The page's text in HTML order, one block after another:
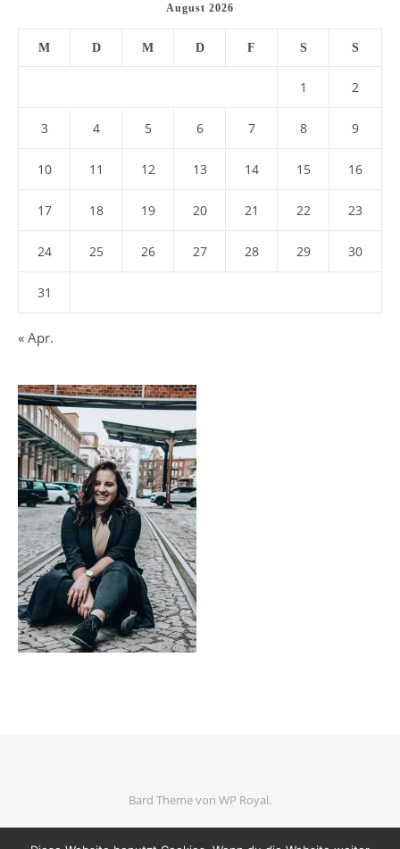
August 2026
M D M D F S S
1 2
3 4 5 6 7 8 9
10 11 12 13 14 15 16
17 18 19 20 21 22 23
24 25 26 27 28 29 30
31
« Apr.
Bard Theme von WP Royal.